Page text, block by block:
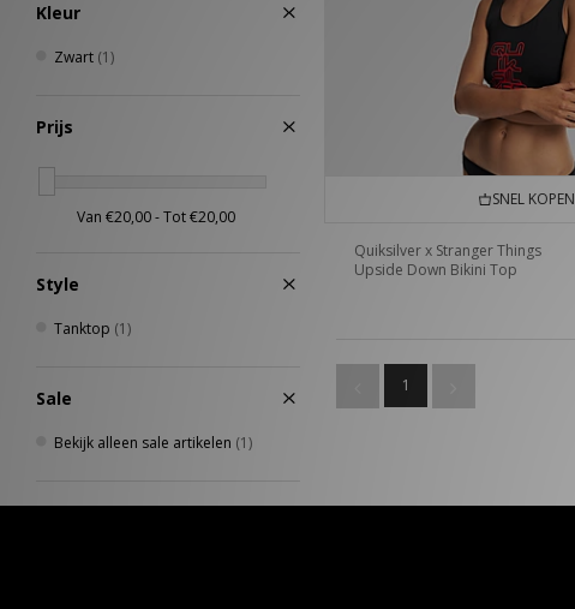
Kleur
Zwart (1)
Prijs
Style
Tanktop (1)
Sale
Bekijk alleen sale artikelen (1)
SNEL KOPEN
Quiksilver x Stranger Things
Upside Down Bikini Top
1